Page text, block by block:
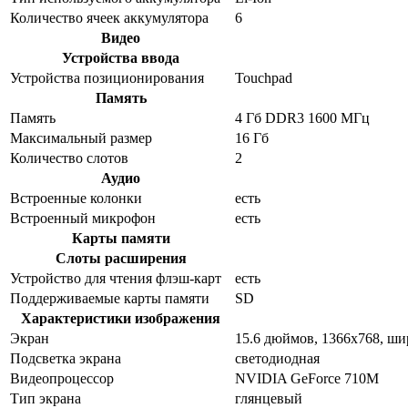
Количество ячеек аккумулятора
6
Видео
Устройства ввода
Устройства позиционирования
Touchpad
Память
Память
4 Гб DDR3 1600 МГц
Максимальный размер
16 Гб
Количество слотов
2
Аудио
Встроенные колонки
есть
Встроенный микрофон
есть
Карты памяти
Слоты расширения
Устройство для чтения флэш-карт
есть
Поддерживаемые карты памяти
SD
Характеристики изображения
Экран
15.6 дюймов, 1366x768,
Подсветка экрана
светодиодная
Видеопроцессор
NVIDIA GeForce 710M
Тип экрана
глянцевый